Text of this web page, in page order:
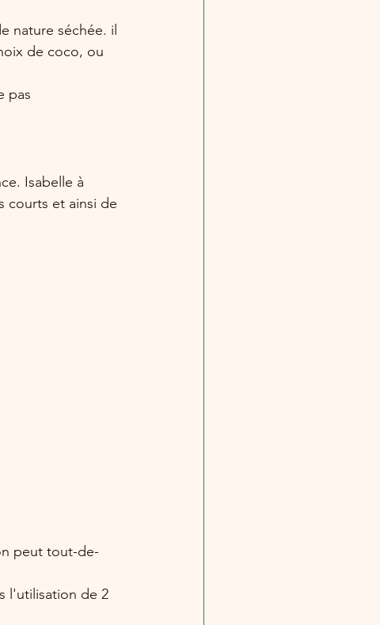
nature séchée. il
de coco, ou
pas
Isabelle à
courts et ainsi de
peut tout-de-
l'utilisation de 2